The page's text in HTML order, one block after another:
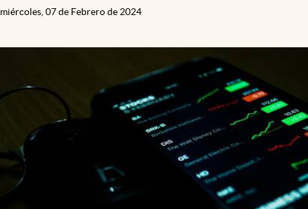
miércoles, 07 de Febrero de 2024